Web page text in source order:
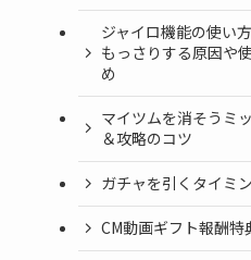
ジャイロ機能の使い
もっさりする原因や
め
マイツムを消そうミ
＆攻略のコツ
ガチャを引くタイミ
CM動画ギフト報酬特